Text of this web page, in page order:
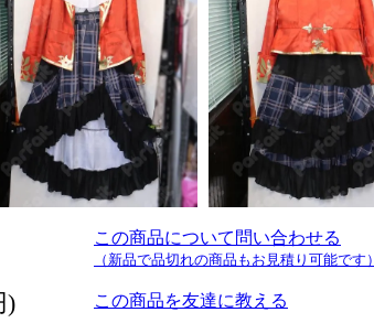
)
この商品について問い合わせる
（新品で品切れの商品もお見積り可能です）
この商品を友達に教える